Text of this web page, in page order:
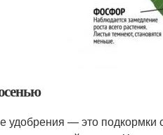
удобрения — это